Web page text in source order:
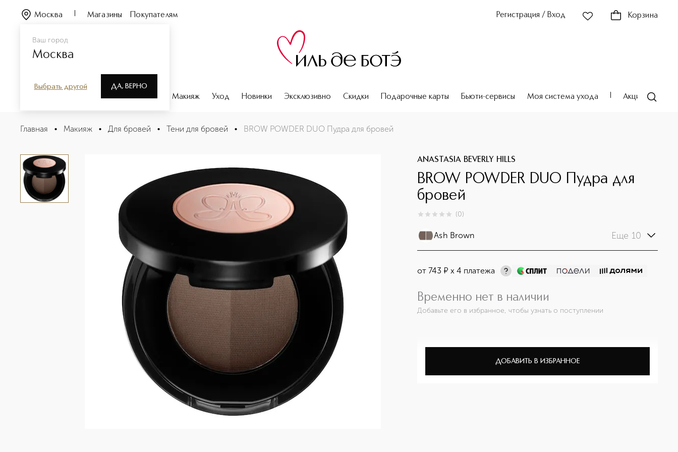
Ваш город
Москва
Выбрать другой ДА, ВЕРНО
Москва Магазины Покупателям Регистрация / Вход Корзина
Парфюмерия Макияж Уход Новинки Эксклюзивно Скидки Подарочные карты Бьюти-сервисы Моя система ухода Акции
BROW POWDER DUO Пудра для бровей
Описание
Главная • Макияж • Для бровей • Тени для бровей • BROW POWDER DUO Пудра для бровей
ANASTASIA BEVERLY HILLS
BROW POWDER DUO Пудра для
бровей
0из 0 (0)
Ash Brown Еще 10
от743 ¤ х 4 платежа
Временно нет в наличии
Добавьте его в избранное, чтобы узнать о поступлении
ДОБАВИТЬ В ИЗБРАННОЕ